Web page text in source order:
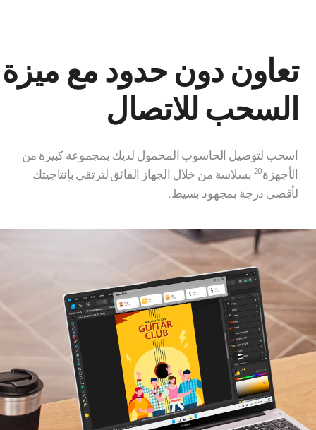
تعاون دون حدود مع ميزة
السحب للاتصال
اسحب لتوصيل الحاسوب المحمول لديك بمجموعة كبيرة من
الأجهزة20 بسلاسة من خلال الجهاز الفائق لترتقي بإنتاجيتك
لأقصى درجة بمجهود بسيط.